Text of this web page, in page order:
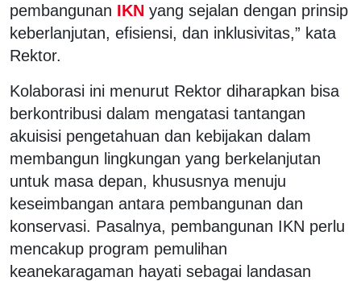
pembangunan IKN yang sejalan dengan prinsip
keberlanjutan, efisiensi, dan inklusivitas,” kata
Rektor.
Kolaborasi ini menurut Rektor diharapkan bisa
berkontribusi dalam mengatasi tantangan
akuisisi pengetahuan dan kebijakan dalam
membangun lingkungan yang berkelanjutan
untuk masa depan, khususnya menuju
keseimbangan antara pembangunan dan
konservasi. Pasalnya, pembangunan IKN perlu
mencakup program pemulihan
keanekaragaman hayati sebagai landasan